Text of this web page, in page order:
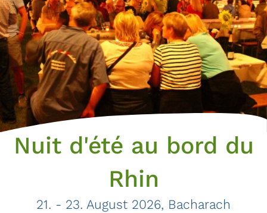
Nuit d'été au bord du
Rhin
21. - 23. August 2026, Bacharach